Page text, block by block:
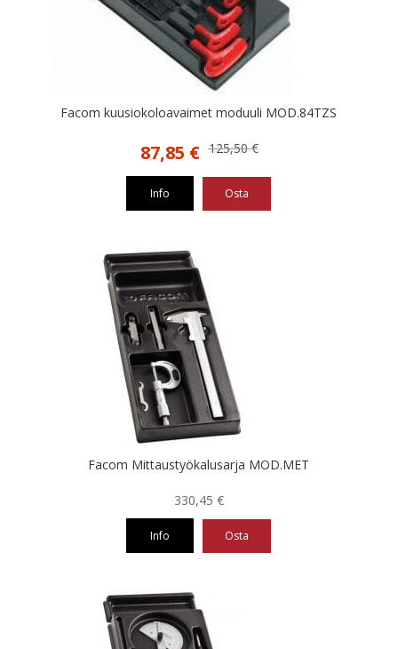
Facom kuusiokoloavaimet moduuli MOD.84TZS
125,50€
Alkuperäinen
125,50 €.
87,85 €Nykyinen
87,85 €.
Info Osta
Facom Mittaustyökalusarja MOD.MET
330,45 €
Info Osta